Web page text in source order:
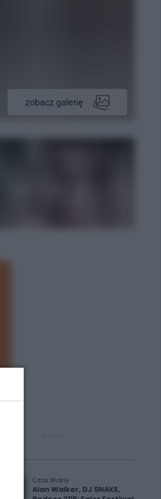
zobacz galerię
Czas Wolny
Alan Walker, DJ SNAKE,